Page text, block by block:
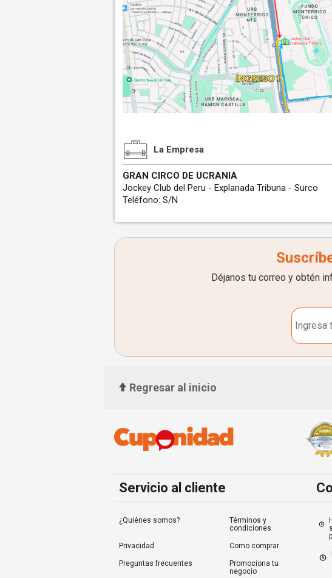
La Empresa
GRAN CIRCO DE UCRANIA
Jockey Club del Peru - Explanada Tribuna - Surco
Teléfono: S/N
Déjanos tu correo y obtén
Regresar al inicio
Servicio al cliente
¿Quiénes somos?
Términos y
condiciones
Privacidad Como comprar
Preguntas frecuentes
Promociona tu
negocio